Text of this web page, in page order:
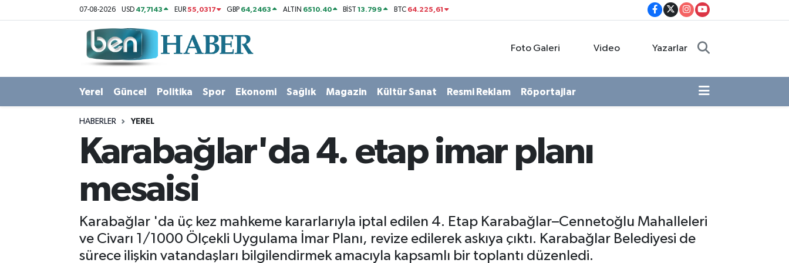
07-08-2026 USD 47,7143 EUR55,0317 GBP 64,2463 ALTIN 6510.40 BİST13.799 BTC 64.225,61
Foto Galeri Video Yazarlar
Yerel Güncel Politika Spor Ekonomi Sağlık Magazin Kültür Sanat Resmi Reklam Röportajlar
HABERLER YEREL
Karabağlar'da 4. etap imar planı
mesaisi
Karabağlar 'da üç kez mahkeme kararlarıyla iptal edilen 4. Etap Karabağlar–Cennetoğlu Mahalleleri
ve Civarı 1/1000 Ölçekli Uygulama İmar Planı, revize edilerek askıya çıktı. Karabağlar Belediyesi de
sürece ilişkin vatandaşları bilgilendirmek amacıyla kapsamlı bir toplantı düzenledi.
Politika
Kültür Sanat
Hava Durumu
Süper Lig Puan Durumu ve Fikstür
Son Dakika Haberleri